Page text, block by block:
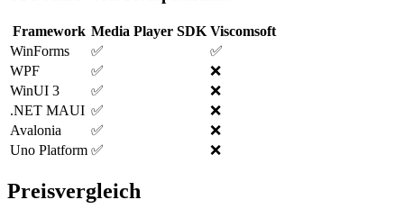
Framework Media Player SDK Viscomsoft
WinForms
✅
✅
WPF
✅
❌
WinUI 3
✅
❌
.NET MAUI ✅
❌
Avalonia
✅
❌
Uno Platform ✅ ❌
Preisvergleich